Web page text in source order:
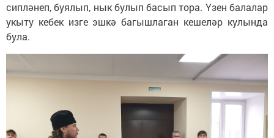
сипләнеп, буялып, нык булып басып тора. Үзен балалар
укыту кебек изге эшкә багышлаган кешеләр кулында
була.